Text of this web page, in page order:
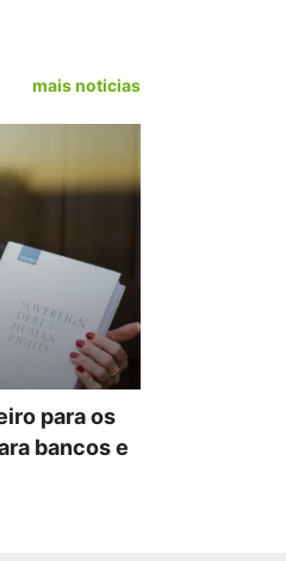
mais noticias
para os
bancos e